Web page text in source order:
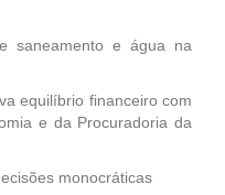
saneamento e água na
equilíbrio financeiro com
e da Procuradoria da
monocráticas